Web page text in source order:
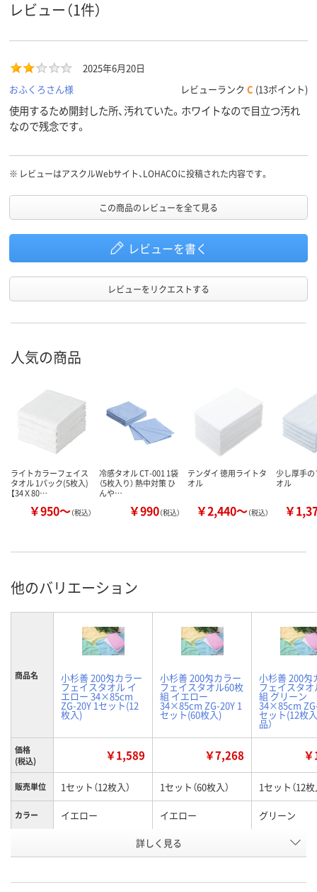
レビュー（1件）
2025年6月20日
おふくろさん様
レビューランク C (13ポイント)
使用するため開封した所、汚れていた。ホワイトなので目立つ汚れ
なので残念です。
※ レビューはアスクルWebサイト、LOHACOに投稿された内容です。
この商品のレビューを全て見る
レビューを書く
レビューをリクエストする
人気の商品
ライトカラーフェイス
タオル 1パック(5枚入)
【34Ｘ80…
￥950～（税込）
冷感タオル CT-001 1袋
（5枚入り） 熱中対策 ひ
んや…
￥990（税込）
テンダイ 徳用ライトタ
オル
￥2,440～（税込）
少し厚手
オル
￥
他のバリエーション
商品名 小杉善 200匁カラー
フェイスタオル イ
エロー 34×85cm
ZG-20Y 1セット(12
枚入)
小杉善 200匁カラー
フェイスタオル60枚
組 イエロー
34×85cm ZG-20Y 1
セット(60枚入)
小杉善 200匁
フェイスタ
組 グリーン
34×85cm
セット(12枚
品）
価格
(税込)
￥1,589 ￥7,268
販売単位 1セット（12枚入） 1セット（60枚入） 1セット（12枚
カラー イエロー イエロー グリーン
AK96176 AK99073
詳しく見る